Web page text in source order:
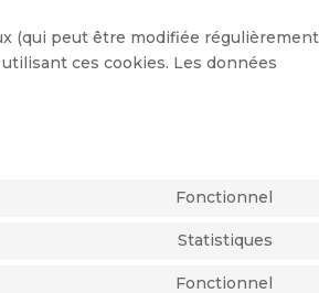
(qui peut être modifiée
ces cookies. Les données
Fonctionnel
Statistiques
Fonctionnel